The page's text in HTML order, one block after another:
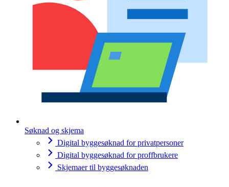
Søknad og skjema
Digital byggesøknad for privatpersoner
Digital byggesøknad for proffbrukere
Skjemaer til byggesøknaden